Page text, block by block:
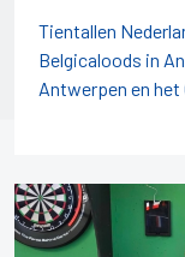
Tientallen
Belgicaloods in
Antwerpen en het